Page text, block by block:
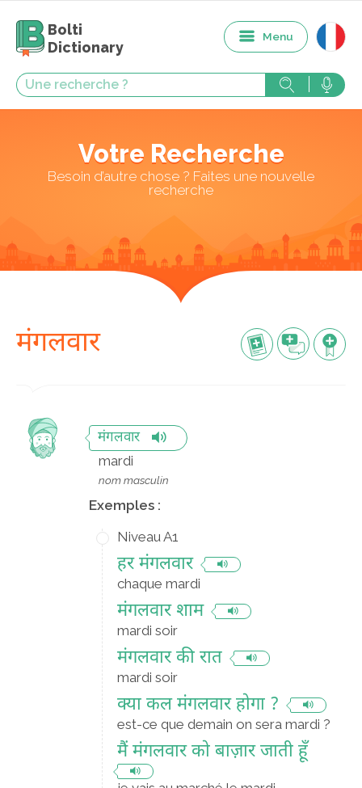
Bolti
Dictionary
Menu
Votre Recherche
Besoin d’autre chose ? Faites une nouvelle
recherche
मंगलवार
मंगलवार
mardi
nom masculin
Exemples :
Niveau A1
हर मंगलवार
chaque mardi
मंगलवार शाम
mardi soir
मंगलवार की रात
mardi soir
क्या कल मंगलवार होगा ?
est-ce que demain on sera mardi ?
मैं मंगलवार को बाज़ार जाती हूँ